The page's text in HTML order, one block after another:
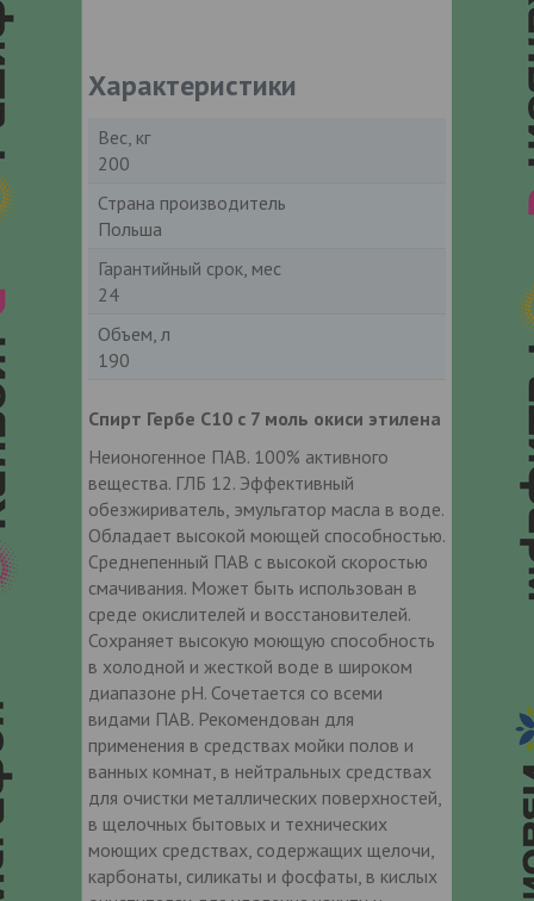
Характеристики
Вес, кг
200
Страна производитель
Польша
Гарантийный срок, мес
24
Объем, л
190
Спирт Гербе С10 c 7 моль окиси этилена
Неионогенное ПАВ. 100% активного
вещества. ГЛБ 12. Эффективный
обезжириватель, эмульгатор масла в воде.
Обладает высокой моющей способностью.
Среднепенный ПАВ с высокой скоростью
смачивания. Может быть использован в
среде окислителей и восстановителей.
Сохраняет высокую моющую способность
в холодной и жесткой воде в широком
диапазоне рН. Сочетается со всеми
видами ПАВ. Рекомендован для
применения в средствах мойки полов и
ванных комнат, в нейтральных средствах
для очистки металлических поверхностей,
в щелочных бытовых и технических
моющих средствах, содержащих щелочи,
карбонаты, силикаты и фосфаты, в кислых